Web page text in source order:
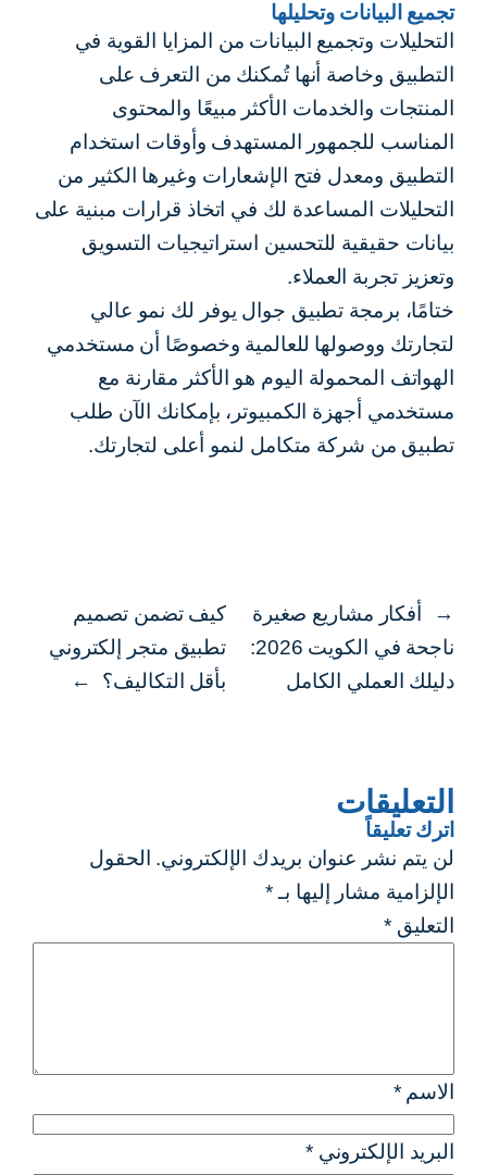
تجميع البيانات وتحليلها
التحليلات وتجميع البيانات من المزايا القوية في
التطبيق وخاصة أنها تُمكنك من التعرف على
المنتجات والخدمات الأكثر مبيعًا والمحتوى
المناسب للجمهور المستهدف وأوقات استخدام
التطبيق ومعدل فتح الإشعارات وغيرها الكثير من
التحليلات المساعدة لك في اتخاذ قرارات مبنية على
بيانات حقيقية للتحسين استراتيجيات التسويق
وتعزيز تجربة العملاء.
ختامًا، برمجة تطبيق جوال يوفر لك نمو عالي
لتجارتك ووصولها للعالمية وخصوصًا أن مستخدمي
الهواتف المحمولة اليوم هو الأكثر مقارنة مع
مستخدمي أجهزة الكمبيوتر، بإمكانك الآن طلب
تطبيق من شركة متكامل لنمو أعلى لتجارتك.
←
أفكار مشاريع صغيرة
ناجحة في الكويت 2026:
دليلك العملي الكامل
كيف تضمن تصميم
تطبيق متجر إلكتروني
بأقل التكاليف؟
→
التعليقات
اترك تعليقاً
لن يتم نشر عنوان بريدك الإلكتروني. الحقول
الإلزامية مشار إليها بـ*
التعليق*
الاسم*
البريد الإلكتروني*